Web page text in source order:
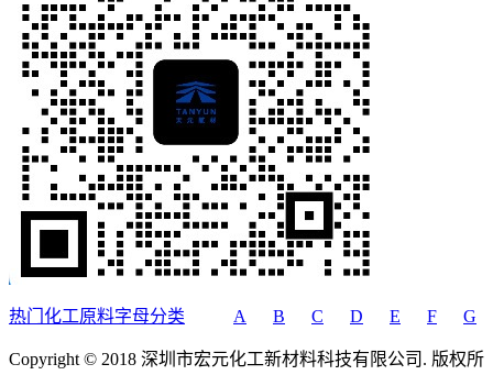
热门化工原料字母分类 A B C D E F G
Copyright © 2018 深圳市宏元化工新材料科技有限公司. 版权所